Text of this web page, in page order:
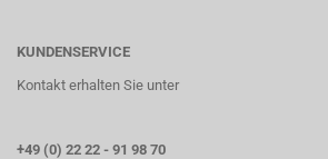
KUNDENSERVICE
Kontakt erhalten Sie unter
+49 (0) 22 22 - 91 98 70